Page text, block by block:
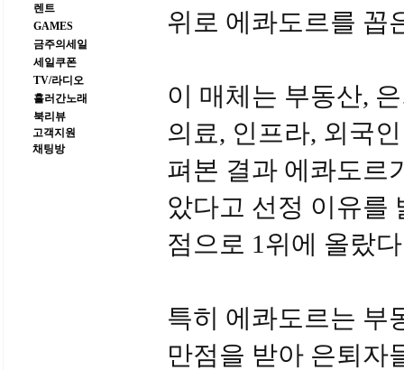
렌트
GAMES
금주의세일
세일쿠폰
TV/라디오
흘러간노래
북리뷰
고객지원
채팅방
위로 에콰도르를 꼽
이 매체는 부동산,
의료, 인프라, 외국
펴본 결과 에콰도르
았다고 선정 이유를
점으로 1위에 올랐
특히 에콰도르는 부
만점을 받아 은퇴자